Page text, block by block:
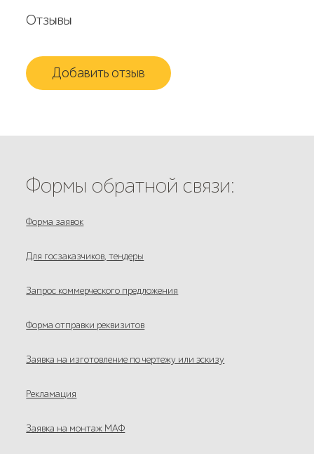
Отзывы
Добавить отзыв
Формы обратной связи:
Форма заявок
Для госзаказчиков, тендеры
Запрос коммерческого предложения
Форма отправки реквизитов
Заявка на изготовление по чертежу или эскизу
Рекламация
Заявка на монтаж МАФ